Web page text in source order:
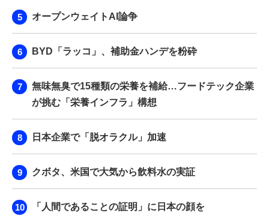
オープンウェイトAI論争
BYD「ラッコ」、補助金ハンデを粉砕
無味無臭で15種類の栄養を補給…フードテック企業
が挑む「栄養インフラ」構想
日本企業で「脱オラクル」加速
クボタ、米国で大気から飲料水の実証
「人間であることの証明」に日本の顔を